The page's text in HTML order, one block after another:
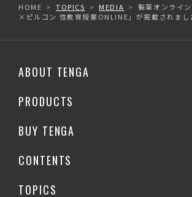
HOME TOPICS MEDIA
製薬オンライ
×ピルコン 性教育授業ONLINE」が掲載されまし
ABOUT TENGA
PRODUCTS
BUY TENGA
CONTENTS
TOPICS